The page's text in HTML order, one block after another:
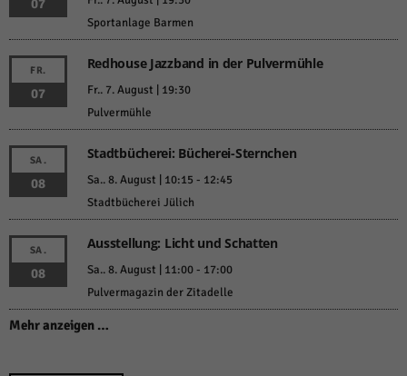
07
Sportanlage Barmen
FR.
07
Redhouse Jazzband in der Pulvermühle
Fr.. 7. August | 19:30
Pulvermühle
SA.
08
Stadtbücherei: Bücherei-Sternchen
Sa.. 8. August | 10:15 - 12:45
Stadtbücherei Jülich
SA.
08
Ausstellung: Licht und Schatten
Sa.. 8. August | 11:00- 17:00
Pulvermagazin der Zitadelle
Mehr anzeigen …